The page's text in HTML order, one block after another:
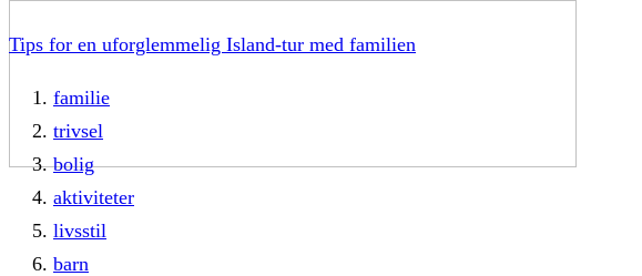
Tips for en uforglemmelig Island-tur med familien
familie
trivsel
bolig
aktiviteter
livsstil
barn